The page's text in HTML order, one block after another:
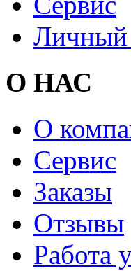
Личный
О НАС
О
Сервис
Заказы
Отзывы
Работа